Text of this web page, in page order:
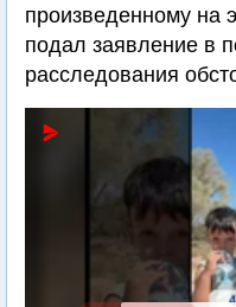
произведенному на
подал заявление в
расследования